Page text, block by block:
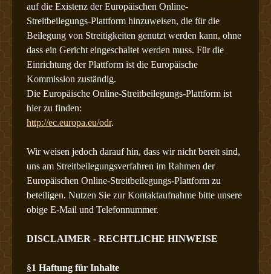
auf die Existenz der Europäischen Online-
Streitbeilegungs-Plattform hinzuweisen, die für die
Beilegung von Streitigkeiten genutzt werden kann, ohne
dass ein Gericht eingeschaltet werden muss. Für die
Einrichtung der Plattform ist die Europäische
Kommission zuständig.
Die Europäische Online-Streitbeilegungs-Plattform ist
hier zu finden:
http://ec.europa.eu/odr.
Wir weisen jedoch darauf hin, dass wir nicht bereit sind,
uns am Streitbeilegungsverfahren im Rahmen der
Europäischen Online-Streitbeilegungs-Plattform zu
beteiligen. Nutzen Sie zur Kontaktaufnahme bitte unsere
obige E-Mail und Telefonnummer.
DISCLAIMER - RECHTLICHE HINWEISE
§1 Haftung für Inhalte